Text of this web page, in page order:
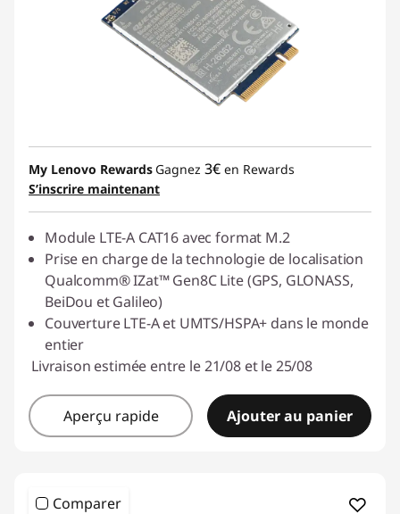
My Lenovo Rewards Gagnez 3€ en Rewards
S’inscrire maintenant
Module LTE-A CAT16 avec format M.2
Prise en charge de la technologie de localisation
Qualcomm® IZat™ Gen8C Lite (GPS, GLONASS,
BeiDou et Galileo)
Couverture LTE-A et UMTS/HSPA+ dans le monde
entier
Livraison estimée entre le 21/08 et le 25/08
Aperçu rapide Ajouter au panier
Comparer